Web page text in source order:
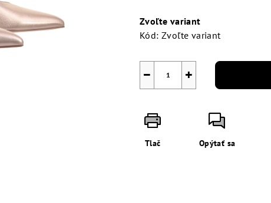
cena:
Zvoľte variant
Kód: Zvoľte variant
+
−
Tlač Opýtať sa